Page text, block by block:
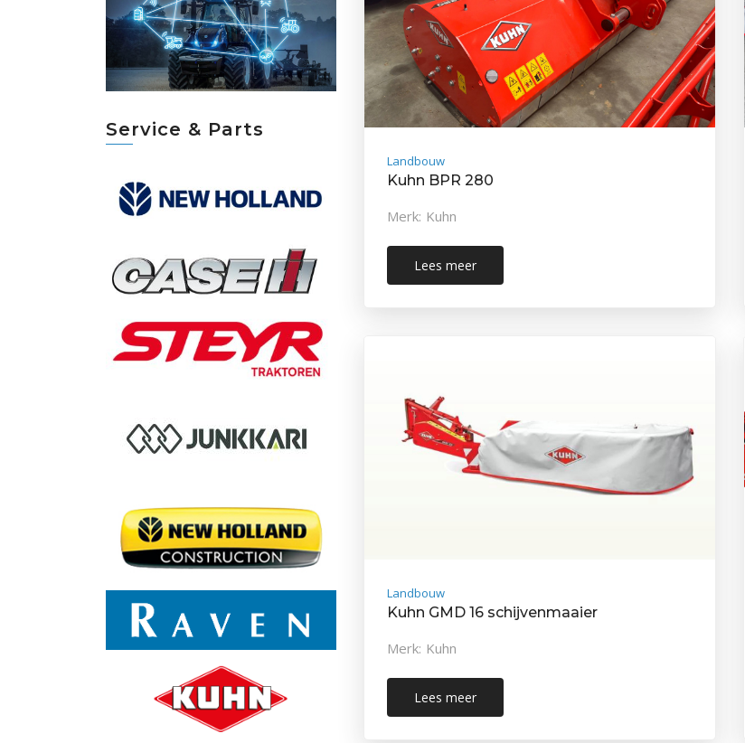
Service & Parts
Landbouw
Kuhn BPR 280
Merk: Kuhn
Lees meer
Landbouw
Kuhn GMD 16 schijvenmaaier
Merk: Kuhn
Lees meer